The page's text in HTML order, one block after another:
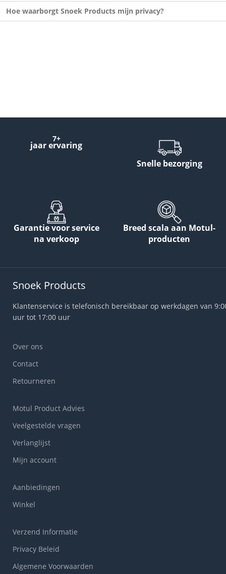
Hoe waarborgt Snoek Products mijn privacy?
7+
jaar ervaring
Snelle bezorging
Garantie voor service
na verkoop
Breed scala aan Motul-
producten
Snoek Products
Klantenservice is telefonisch bereikbaar op werkdagen van
uur tot 17:00 uur
Over ons
Contact
Retourneren
Motul Product Advies
Veelgestelde vragen
Verlanglijst
Mijn account
Aanbiedingen
Winkel
Verzend Informatie
Privacy Beleid
Algemene Voorwaarden